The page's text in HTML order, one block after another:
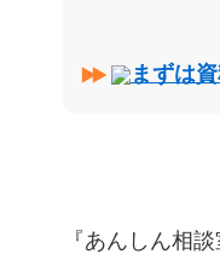
まずは
『あんしん相